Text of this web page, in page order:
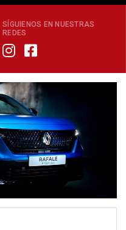
SÍGUIENOS EN NUESTRAS
REDES